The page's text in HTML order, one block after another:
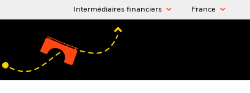
Intermédiaires financiers France